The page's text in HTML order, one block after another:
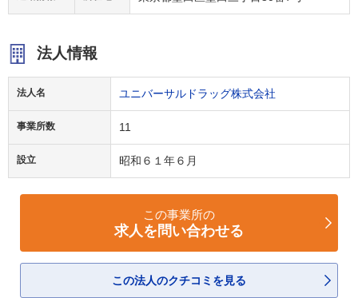
法人情報
法人名 ユニバーサルドラッグ株式会社
事業所数 11
設立 昭和６１年６月
この事業所の
求人を問い合わせる
この法人のクチコミを見る